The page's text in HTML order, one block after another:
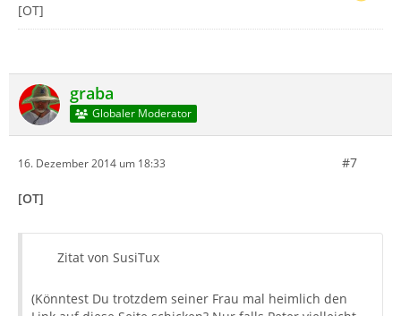
[OT]
graba
Globaler Moderator
16. Dezember 2014 um 18:33 #7
[OT]
Zitat von SusiTux
(Könntest Du trotzdem seiner Frau mal heimlich den